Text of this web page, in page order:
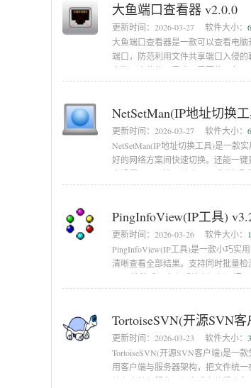
大鱼端口查看器 v2.0.0
更新时间： 2026-03-27 软件大小：
大鱼端口查看器是一款可以查看电
端口，防范利用文件共享端口入侵
多数用户的使用需求，需要的朋友
NetSetMan(IP地址切换
更新时间： 2026-03-27 软件大小：
NetSetMan(IP地址切换工具)是一款
好的网络方案间快速切换。还能一
个设置页面，进入对应页面后选择配
PingInfoView(IP工具)
更新时间： 2026-03-26 软件大小：
PingInfoView(IP工具)是一款小巧实
清晰查看全部结果。支持同时批量
XML等格式，方便后续查阅与汇报。
TortoiseSVN(开源SVN
更新时间： 2026-03-23 软件大小：
TortoiseSVN(开源SVN客户端)是一
用客户端与服务器架构，把文件统
松在本地与服务器间完成文件提交和